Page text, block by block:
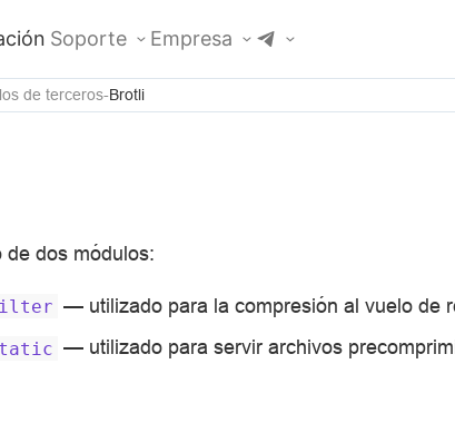
Soporte Empresa
de terceros Brotli
dos módulos:
— utilizado para la compresión al vuelo de
— utilizado para servir archivos